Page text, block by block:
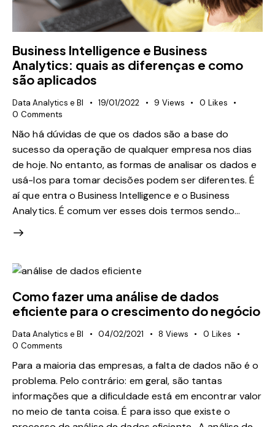
Business Intelligence e Business
Analytics: quais as diferenças e como
são aplicados
Data Analytics e BI 19/01/2022 9 Views 0 Likes
0 Comments
Não há dúvidas de que os dados são a base do
sucesso da operação de qualquer empresa nos dias
de hoje. No entanto, as formas de analisar os dados e
usá-los para tomar decisões podem ser diferentes. É
aí que entra o Business Intelligence e o Business
Analytics. É comum ver esses dois termos sendo…
Como fazer uma análise de dados
eficiente para o crescimento do negócio
Data Analytics e BI 04/02/2021 8 Views 0 Likes
0 Comments
Para a maioria das empresas, a falta de dados não é o
problema. Pelo contrário: em geral, são tantas
informações que a dificuldade está em encontrar valor
no meio de tanta coisa. É para isso que existe o